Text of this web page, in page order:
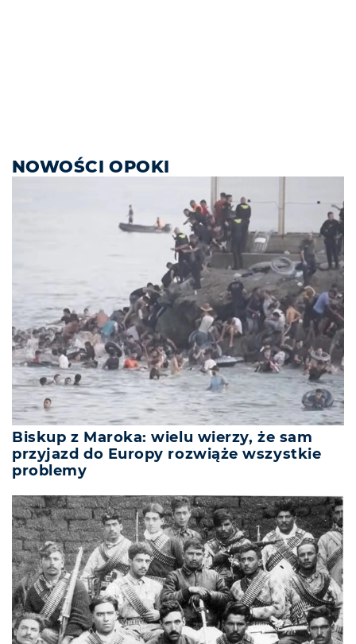
NOWOŚCI OPOKI
Biskup z Maroka: wielu wierzy, że sam
przyjazd do Europy rozwiąże wszystkie
problemy